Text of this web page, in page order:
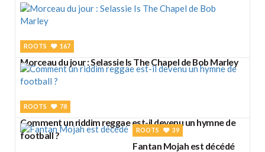
ROOTS 167
Morceau du jour : Selassie Is The Chapel de Bob Marley
ROOTS 78
Comment un riddim reggae est-il devenu un hymne de
football ?
ROOTS 39
Fantan Mojah est décédé